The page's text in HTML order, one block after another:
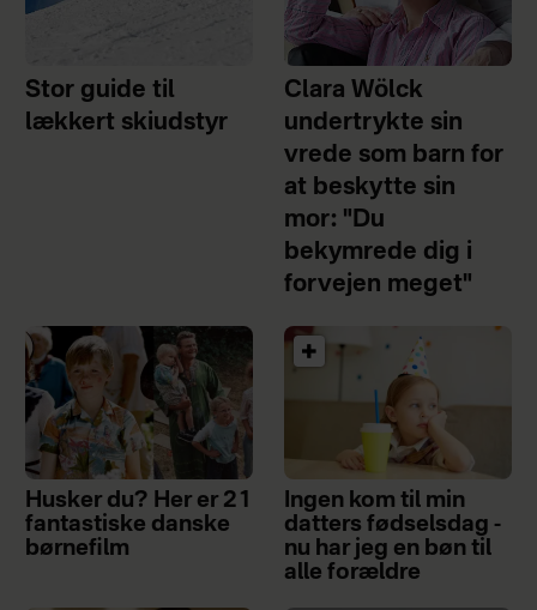
Stor guide til
lækkert skiudstyr
Clara Wölck
undertrykte sin
vrede som barn for
at beskytte sin
mor: "Du
bekymrede dig i
forvejen meget"
Husker du? Her er 21
fantastiske danske
børnefilm
Ingen kom til min
datters fødselsdag -
nu har jeg en bøn til
alle forældre